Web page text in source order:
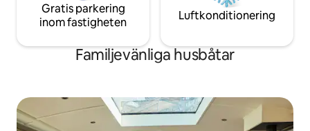
Gratis parkering
inom fastigheten
Luftkonditionering
Familjevänliga husbåtar